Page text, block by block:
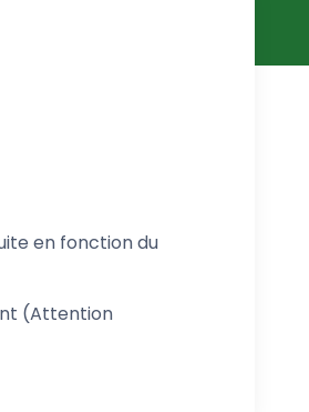
en fonction du
(Attention